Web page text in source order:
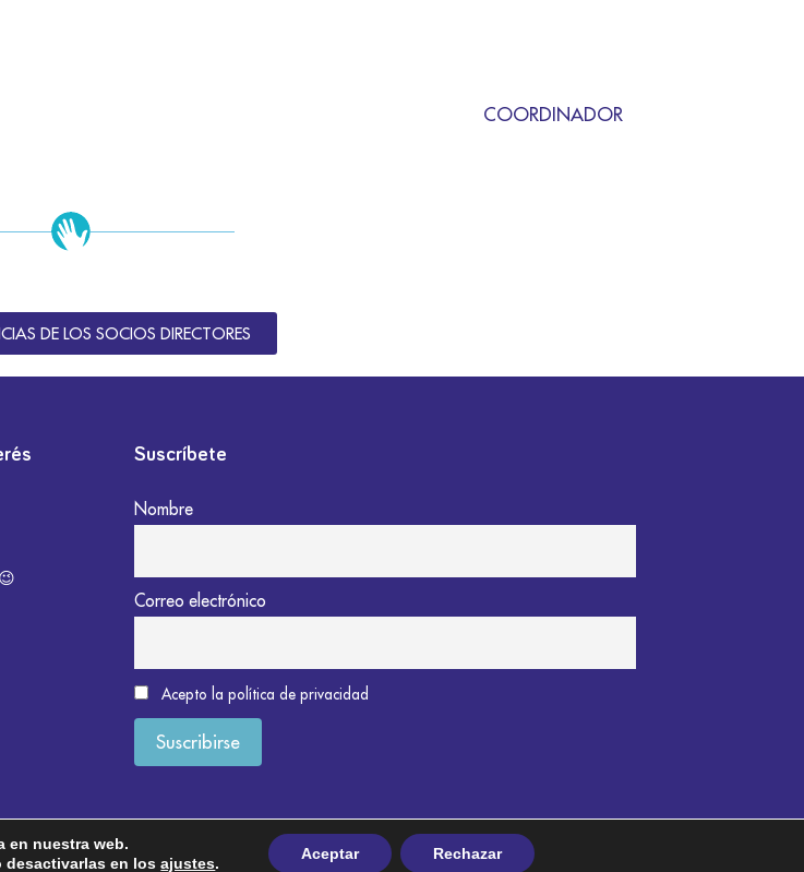
COORDINADOR
DE LOS SOCIOS DIRECTORES
Suscríbete
Nombre
Correo electrónico
Acepto la política de privacidad
en nuestra web.
desactivarlas en losajustes.
Aceptar Rechazar